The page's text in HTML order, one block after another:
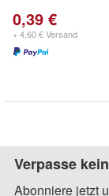
0,39 €
+ 4,60 € Versand
Verpasse
Abonniere jetzt